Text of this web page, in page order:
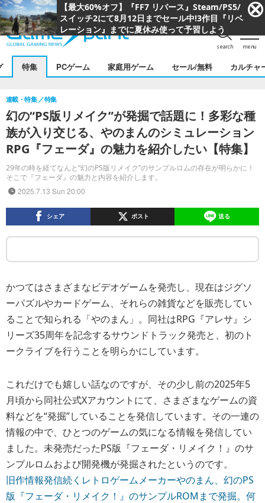
menu
search
特集 PCゲーム 家庭用ゲーム セール/無料 カルチャ
幻の“PS版リメイク”が発掘で話題に！多彩な種
族が入り交じる、やのまんのシミュレーション
RPG『フェーダ』の魅力を紹介したい【特集】
29年の時を経てなんと“幻のPS版リメイク”のサンプルロムの存在が明らかに！
そこで『フェーダ』の魅力と内容を紹介します。
連載・特集 特集
2025.7.13 Sun 20:00
シェア ポスト 送る
かつてはさまざまなビデオゲームを発売し、現在はジグソ
ーパズルやカードゲーム、それらの雑貨などを販売してい
ることで知られる「やのまん」。同社はRPG『アレサ』シ
リーズ35周年を記念するサウンドトラック発売と、初のト
ークライブを行うことを明らかにしています。
これだけでも嬉しい話なのですが、その少し前の2025年5
月頃から同社公式Xアカウントにて、さまざまなゲームの資
料などを“発掘”していることを発信しています。その一連の
情報の中で、ひとつのゲームの気になる情報を発信してい
ました。未発売だったPS版『フェーダ・リメイク！』のサ
ンプルロムおよび開発機が発掘されたというのです。
旧作情報発信続くレトロゲームメーカーやのまん、幻のPS
版『フェーダ・リメイク！』のサンプルROMまで発掘。何